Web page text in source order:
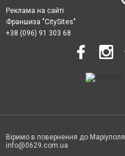
Реклама на сайті
Франшиза "CitySites"
+38 (096) 91 303 68
Віримо в повернення до Маріуполя
info@0629.com.ua